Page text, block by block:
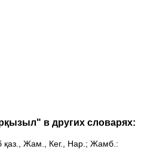
в других словарях:
Жам., Кег., Нар.; Жамб.: